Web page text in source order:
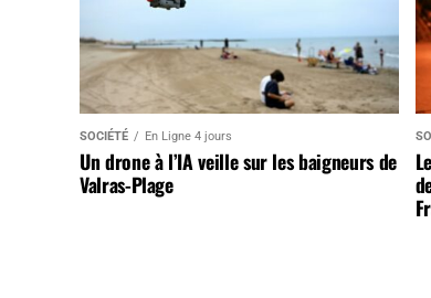
SOCIÉTÉ En Ligne 4 jours
Un drone à l’IA veille sur les baigneurs de
Valras-Plage